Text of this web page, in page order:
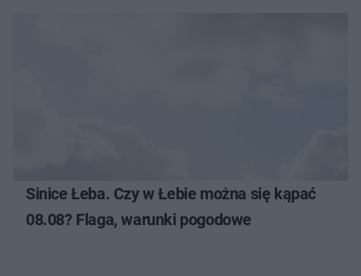
Sinice Łeba. Czy w Łebie można się kąpać
08.08? Flaga, warunki pogodowe